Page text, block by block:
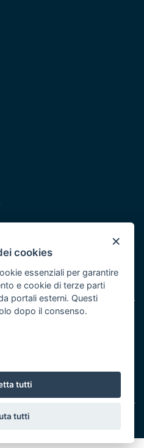
del POR Puglia 2014/2020 -
Puglia
×
cookies
essenziali per garantire
e cookie di terze parti
portali esterni. Questi
dopo il consenso.
tutti
tutti